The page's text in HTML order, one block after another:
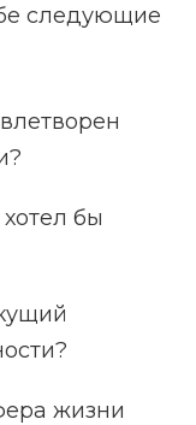
следующие
бы
жизни